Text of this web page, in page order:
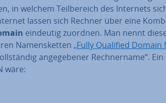
in welchem Teil­be­reich des Internets
lassen sich Rechner über eine
eindeutig zuordnen. Man nennt
Na­mens­ket­ten „Fully Qualified Domain
an­ge­ge­be­ner Rech­ner­na­me“. Ein
wäre: